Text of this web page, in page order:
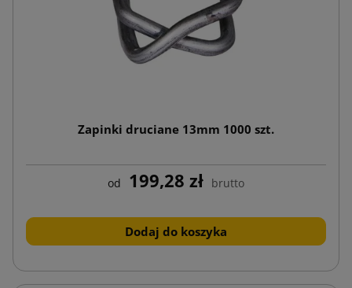
Zapinki druciane 13mm 1000 szt.
od 199,28 zł brutto
Dodaj do koszyka